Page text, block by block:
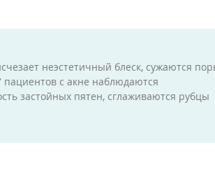
неэстетичный блеск, сужаются
пациентов с акне наблюдаются
застойных пятен, сглаживаются рубцы